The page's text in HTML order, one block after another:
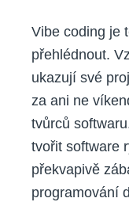
Vibe coding je
přehlédnout.
ukazují své
za ani ne
tvůrců
tvořit software
překvapivě
programování